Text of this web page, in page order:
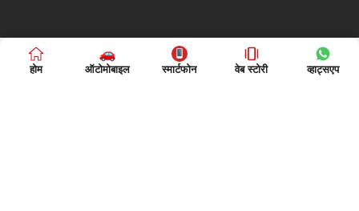
होम ऑटोमोबाइल स्मार्टफोन वेब स्टोरी व्हाट्सएप